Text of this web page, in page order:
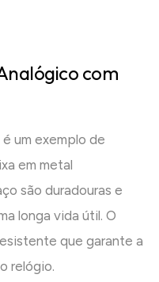
com
um exemplo de
em metal
são duradouras e
longa vida útil. O
que garante a
relógio.